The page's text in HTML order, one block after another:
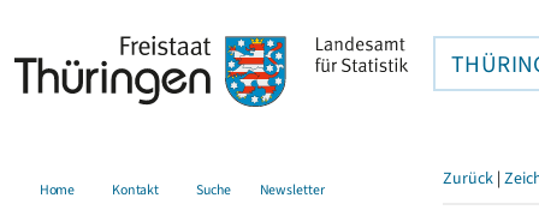
Home Kontakt Suche Newsletter Zurück |